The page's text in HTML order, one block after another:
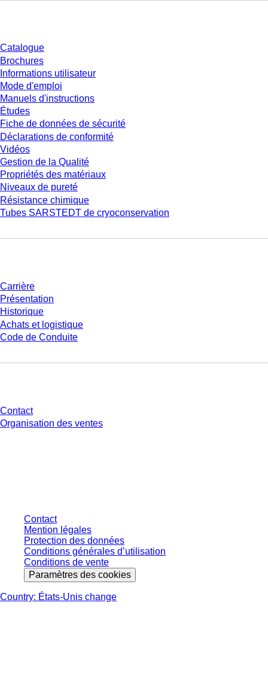
Catalogue
Brochures
Informations utilisateur
Mode d'emploi
Manuels d'instructions
Études
Fiche de données de sécurité
Déclarations de conformité
Vidéos
Gestion de la Qualité
Propriétés des matériaux
Niveaux de pureté
Résistance chimique
Tubes SARSTEDT de cryoconservation
Carrière
Présentation
Historique
Achats et logistique
Code de Conduite
Contact
Organisation des ventes
Contact
Mention légales
Protection des données
Conditions générales d’utilisation
Conditions de vente
Paramètres des cookies
Country: États-Unis change